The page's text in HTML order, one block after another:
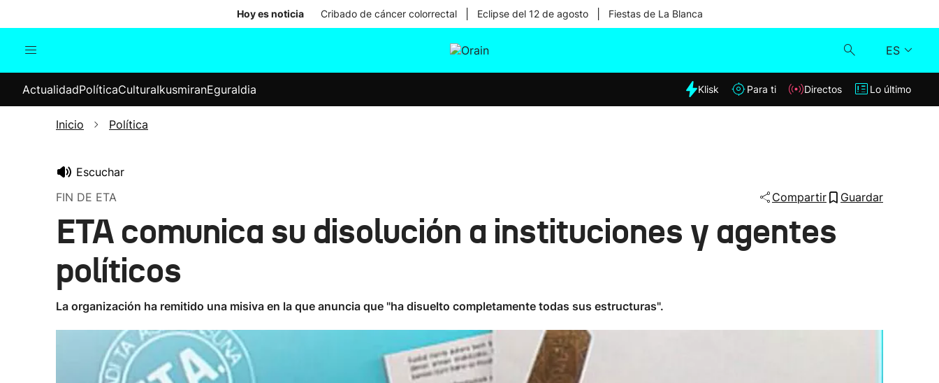
Hoy es noticia Cribado de cáncer colorrectal Eclipse del 12 de agosto Fiestas de La Blanca
ES
Internacional
Elecciones
Klisk
ActualidadPolíticaCulturaIkusmiranEguraldia Klisk Para ti Directos Lo último
Inicio Política
Escuchar
FIN DE ETA
Compartir Guardar
ETA comunica su disolución a instituciones y agentes
políticos
La organización ha remitido una misiva en la que anuncia que "ha disuelto completamente todas sus estructuras".